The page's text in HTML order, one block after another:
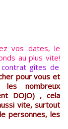
vos dates, le
au plus vite!
contrat gîtes de
pour vous et
nombreux
DOJO) , cela
vite, surtout
personnes, les